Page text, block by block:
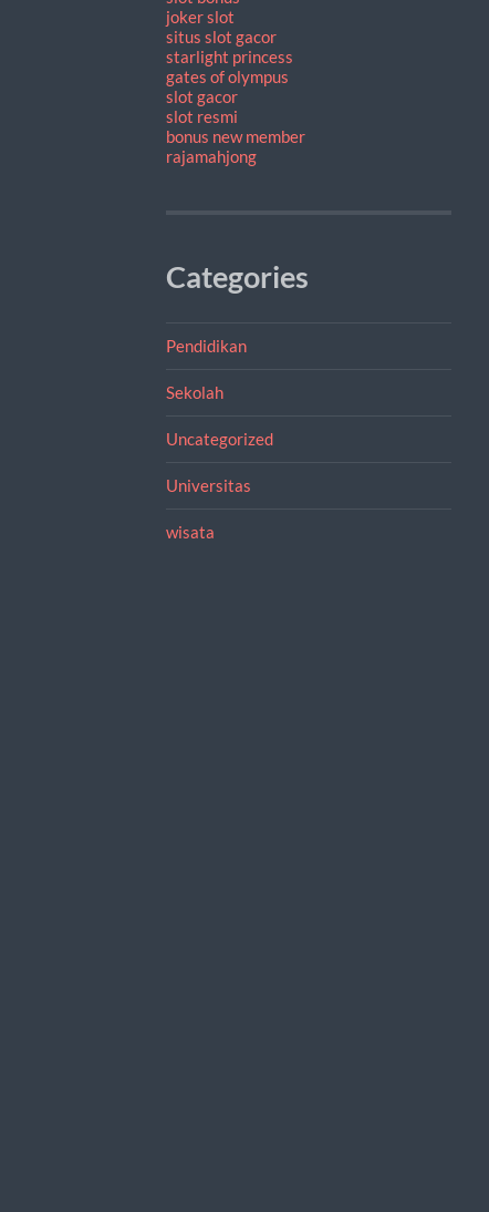
joker slot
situs slot gacor
starlight princess
gates of olympus
slot gacor
slot resmi
bonus new member
rajamahjong
Categories
Pendidikan
Sekolah
Uncategorized
Universitas
wisata